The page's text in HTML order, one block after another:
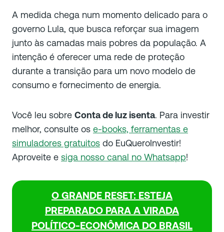
A medida chega num momento delicado para o
governo Lula, que busca reforçar sua imagem
junto às camadas mais pobres da população. A
intenção é oferecer uma rede de proteção
durante a transição para um novo modelo de
consumo e fornecimento de energia.
Você leu sobre Conta de luz isenta. Para investir
melhor, consulte os e-books, ferramentas e
simuladores gratuitos do EuQueroInvestir!
Aproveite e siga nosso canal no Whatsapp!
O GRANDE RESET: ESTEJA
PREPARADO PARA A VIRADA
POLÍTICO-ECONÔMICA DO BRASIL